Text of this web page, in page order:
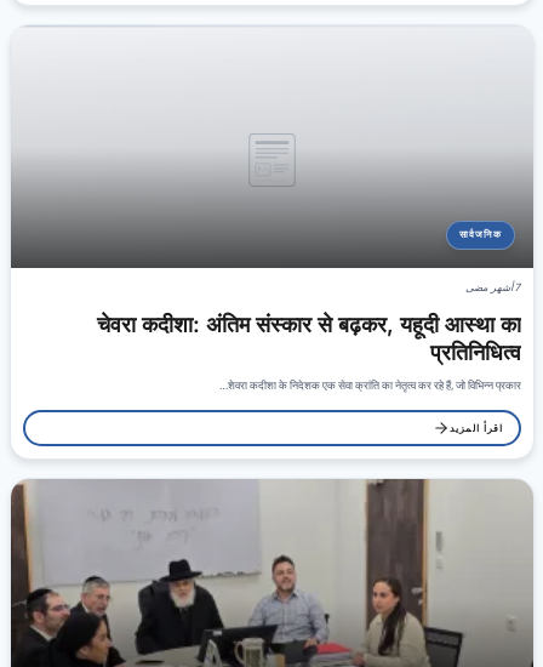
सार्वजनिक
7 أشهر مضى
चेवरा कदीशा: अंतिम संस्कार से बढ़कर, यहूदी आस्था का
प्रतिनिधित्व
शेवरा कदीशा के निदेशक एक सेवा क्रांति का नेतृत्व कर रहे हैं, जो विभिन्न प्रकार…
اقرأ المزيد